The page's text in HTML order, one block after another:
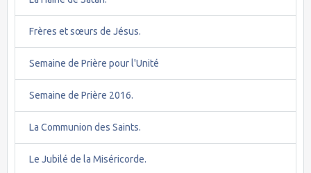
Frères et sœurs de Jésus.
Semaine de Prière pour l'Unité
Semaine de Prière 2016.
La Communion des Saints.
Le Jubilé de la Miséricorde.